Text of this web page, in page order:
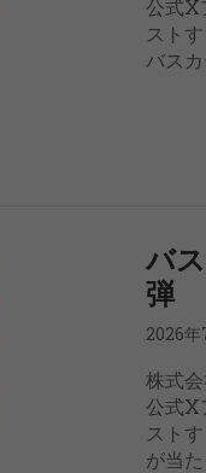
公式X
スト
バス
バ
弾
2026年
株式
公式X
スト
が当